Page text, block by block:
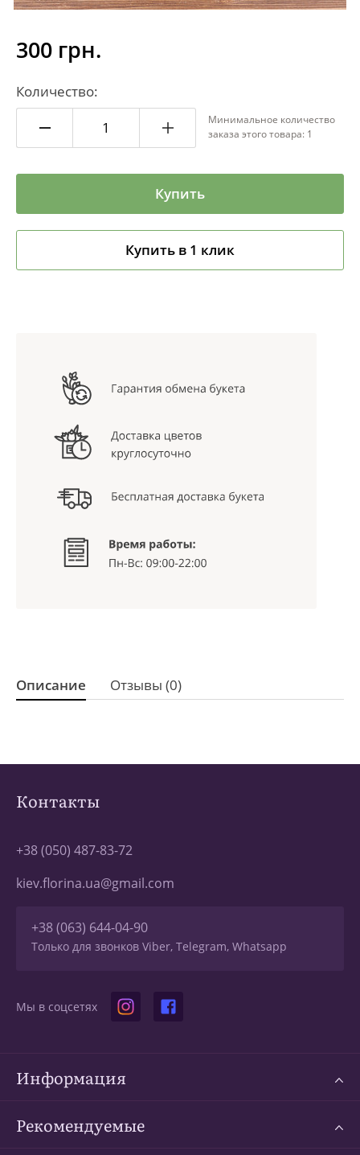
300 грн.
Количество:
Минимальное количество
заказа этого товара: 1
Купить
Купить в 1 клик
Описание Отзывы (0)
Контакты
+38 (050) 487-83-72
kiev.florina.ua@gmail.com
+38 (063) 644-04-90
Только для звонков Viber, Telegram, Whatsapp
Мы в соцсетях
Информация
Рекомендуемые